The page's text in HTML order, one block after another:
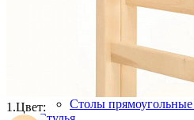
Столы обеденные
Столы квадратные из
Столы круглые из
Столы овальные из
Столы прямоугольные
1.Цвет: